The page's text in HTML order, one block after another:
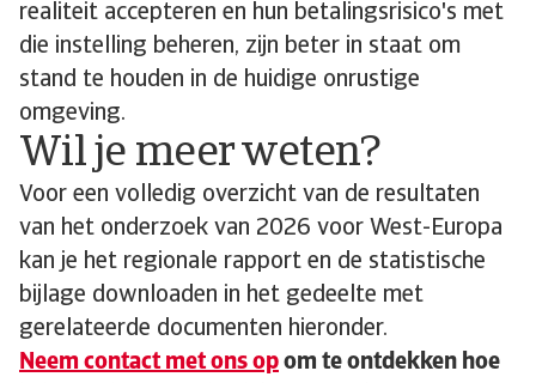
realiteit accepteren en hun betalingsrisico's met
die instelling beheren, zijn beter in staat om
stand te houden in de huidige onrustige
omgeving.
Wil je meer weten?
Voor een volledig overzicht van de resultaten
van het onderzoek van 2026 voor West-Europa
kan je het regionale rapport en de statistische
bijlage downloaden in het gedeelte met
gerelateerde documenten hieronder.
Neem contact met ons op om te ontdekken hoe